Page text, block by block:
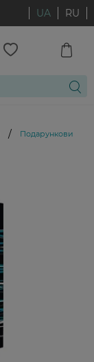
UA RU
/ Подарунковий